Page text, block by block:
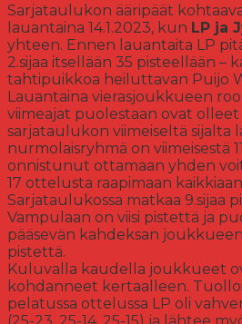
Sarjataulukon ääripäät
lauantaina 14.1.2023, kun LP ja
yhteen. Ennen lauantaita LP
2.sijaa itsellään 35 pisteellään –
tahtipuikkoa heiluttavan Puijo
Lauantaina vierasjoukkueen
viimeajat puolestaan ovat
sarjataulukon viimeiseltä sijalta
nurmolaisryhmä on viimeisestä
onnistunut ottamaan yhden
17 ottelusta raapimaan
Sarjataulukossa matkaa 9.sijaa
Vampulaan on viisi pistettä ja
pääsevän kahdeksan
pistettä.
Kuluvalla kaudella joukkueet
kohdanneet kertaalleen.
pelatussa ottelussa LP oli